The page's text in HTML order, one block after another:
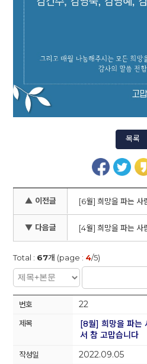
목록
▲ 이전글
▼ 다음글
Total : 67개 (page : 4/5)
22
[8월] 희망을 파는
서 참 고맙습니다
2022.09.05